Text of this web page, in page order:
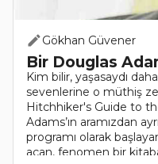
Gökhan Güvener
Bir Douglas
Kim bilir, yaşasaydı
sevenlerine o müthiş
Hitchhiker's Guide to
Adams’ın aramızdan
programı olarak
açan, fenomen bir